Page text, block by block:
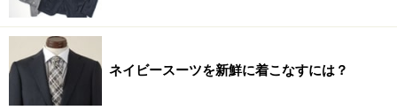
ネイビースーツを新鮮に着こなすには？